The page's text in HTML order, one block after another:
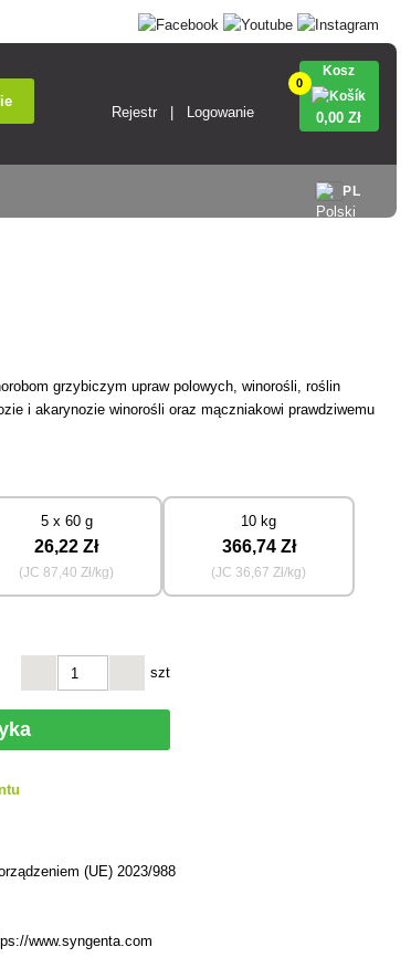
Rejestr Logowanie
0
Kosz
0,00 Zł
PL
grzybiczym upraw polowych, winorośli, roślin
i akarynozie winorośli oraz mączniakowi prawdziwemu
5 x 60 g
26,22 Zł
(JC87,40 Zł/kg)
10 kg
366,74 Zł
(JC 36,67 Zł/kg)
szt
(UE) 2023/988
www.syngenta.com